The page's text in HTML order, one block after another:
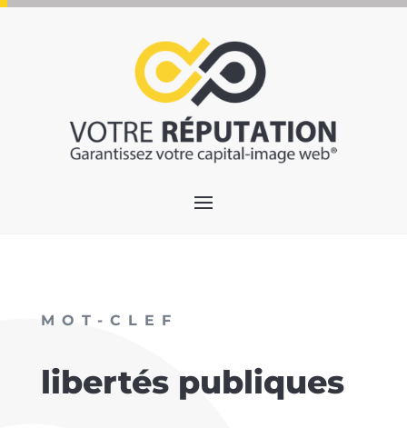
MOT-CLEF
libertés publiques